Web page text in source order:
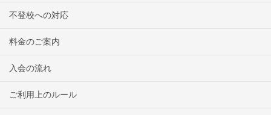
不登校への対応
料金のご案内
入会の流れ
ご利用上のルール